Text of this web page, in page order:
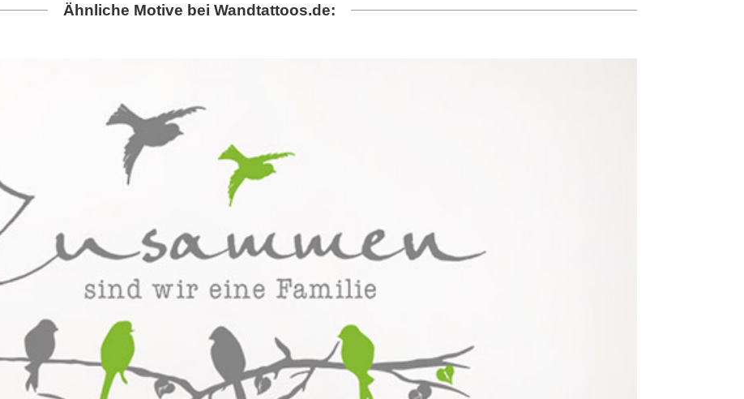
Ähnliche Motive bei Wandtattoos.de: